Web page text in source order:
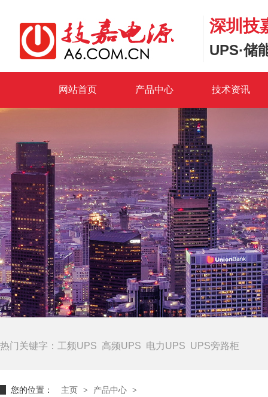
深圳技
UPS·储
网站首页 产品中心 技术资讯
热门关键字： 工频UPS 高频UPS 电力UPS UPS旁路柜
您的位置： 主页 > 产品中心 >